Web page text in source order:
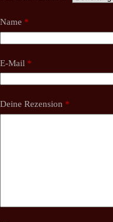
Name *
E-Mail *
Deine Rezension *